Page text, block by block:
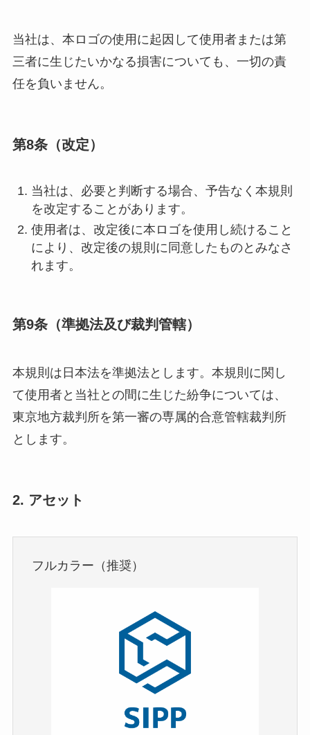
当社は、本ロゴの使用に起因して使用者または第
三者に生じたいかなる損害についても、一切の責
任を負いません。
第8条（改定）
当社は、必要と判断する場合、予告なく本規則
を改定することがあります。
使用者は、改定後に本ロゴを使用し続けること
により、改定後の規則に同意したものとみなさ
れます。
第9条（準拠法及び裁判管轄）
本規則は日本法を準拠法とします。本規則に関し
て使用者と当社との間に生じた紛争については、
東京地方裁判所を第一審の専属的合意管轄裁判所
とします。
2. アセット
フルカラー（推奨）